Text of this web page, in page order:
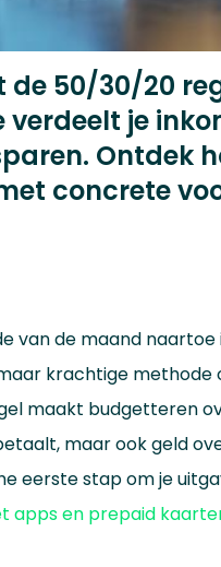
50/30/20
je
Ontdek
concrete
van de maand
krachtige methode
maakt budgetteren
maar ook geld
eerste stap om je
apps en prepaid